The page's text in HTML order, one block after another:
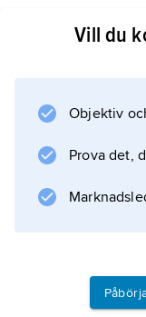
Vill du
Objektiv
Prova det,